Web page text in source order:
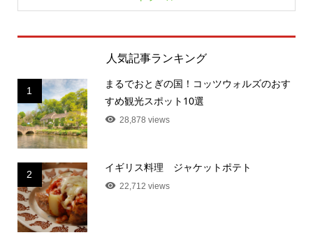
人気記事ランキング
1
まるでおとぎの国！コッツウォルズのおす
すめ観光スポット10選
28,878 views
2
イギリス料理 ジャケットポテト
22,712 views